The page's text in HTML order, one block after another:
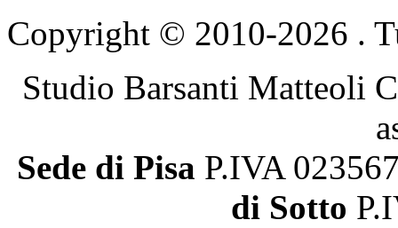
Copyright © 2010-2026 .
Studio Barsanti Matteoli
Sede di Pisa P.IVA
di Sotto